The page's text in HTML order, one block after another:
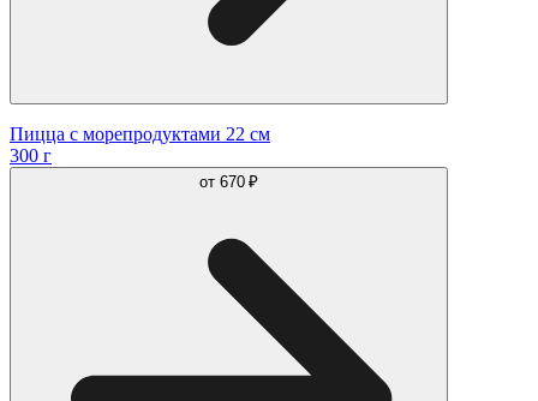
Пицца с морепродуктами 22 см
300 г
от 670 ₽